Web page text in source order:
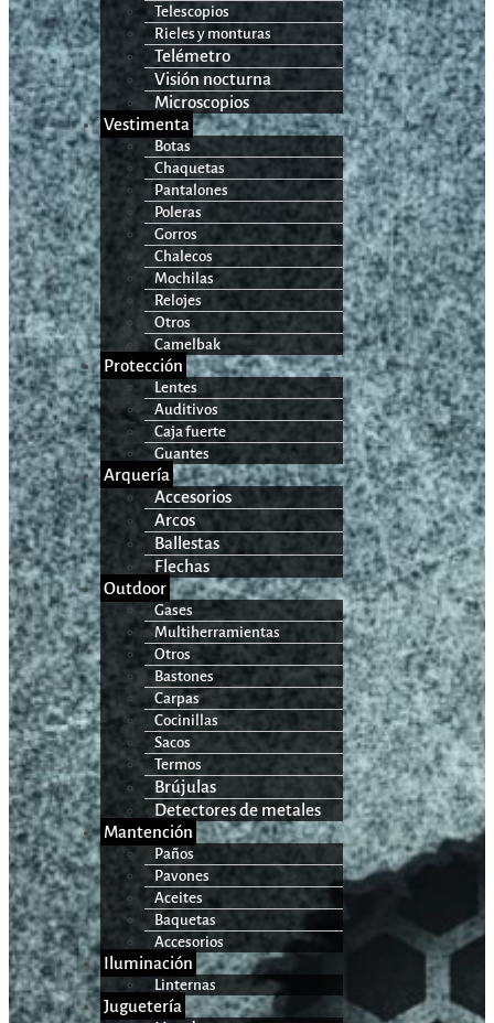
Telescopios
Rieles y monturas
Telémetro
Visión nocturna
Microscopios
Vestimenta
Botas
Chaquetas
Pantalones
Poleras
Gorros
Chalecos
Mochilas
Relojes
Otros
Camelbak
Protección
Lentes
Auditivos
Caja fuerte
Guantes
Arquería
Accesorios
Arcos
Ballestas
Flechas
Outdoor
Gases
Multiherramientas
Otros
Bastones
Carpas
Cocinillas
Sacos
Termos
Brújulas
Detectores de metales
Mantención
Paños
Pavones
Aceites
Baquetas
Accesorios
Iluminación
Linternas
Juguetería